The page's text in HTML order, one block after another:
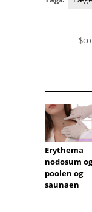
Erythema
nodosum og
poolen og
saunaen